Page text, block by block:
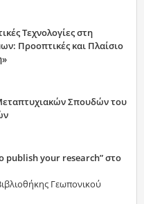
Τεχνολογίες στη
Προοπτικές και Πλαίσιο
Σπουδών του
publish your research” στο
Γεωπονικού